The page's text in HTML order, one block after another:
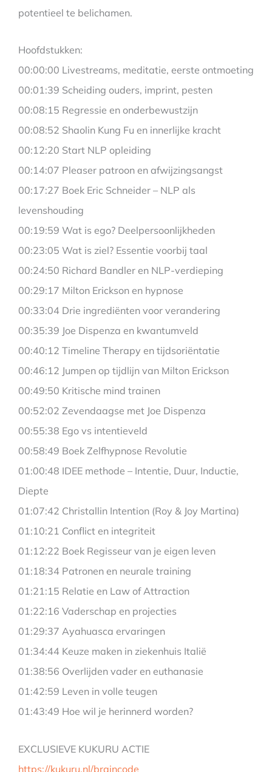
potentieel te belichamen.
Hoofdstukken:
00:00:00 Livestreams, meditatie, eerste ontmoeting
00:01:39 Scheiding ouders, imprint, pesten
00:08:15 Regressie en onderbewustzijn
00:08:52 Shaolin Kung Fu en innerlijke kracht
00:12:20 Start NLP opleiding
00:14:07 Pleaser patroon en afwijzingsangst
00:17:27 Boek Eric Schneider – NLP als
levenshouding
00:19:59 Wat is ego? Deelpersoonlijkheden
00:23:05 Wat is ziel? Essentie voorbij taal
00:24:50 Richard Bandler en NLP-verdieping
00:29:17 Milton Erickson en hypnose
00:33:04 Drie ingrediënten voor verandering
00:35:39 Joe Dispenza en kwantumveld
00:40:12 Timeline Therapy en tijdsoriëntatie
00:46:12 Jumpen op tijdlijn van Milton Erickson
00:49:50 Kritische mind trainen
00:52:02 Zevendaagse met Joe Dispenza
00:55:38 Ego vs intentieveld
00:58:49 Boek Zelfhypnose Revolutie
01:00:48 IDEE methode – Intentie, Duur, Inductie,
Diepte
01:07:42 Christallin Intention (Roy & Joy Martina)
01:10:21 Conflict en integriteit
01:12:22 Boek Regisseur van je eigen leven
01:18:34 Patronen en neurale training
01:21:15 Relatie en Law of Attraction
01:22:16 Vaderschap en projecties
01:29:37 Ayahuasca ervaringen
01:34:44 Keuze maken in ziekenhuis Italië
01:38:56 Overlijden vader en euthanasie
01:42:59 Leven in volle teugen
01:43:49 Hoe wil je herinnerd worden?
EXCLUSIEVE KUKURU ACTIE
https://kukuru.nl/braincode